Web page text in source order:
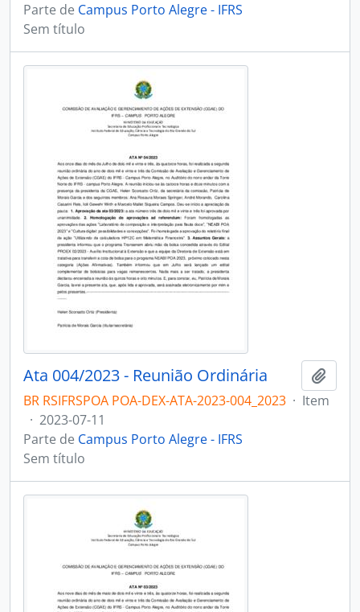
Parte de Campus Porto Alegre - IFRS
Sem título
Ata 004/2023 - Reunião Ordinária
BR RSIFRSPOA POA-DEX-ATA-2023-004_2023 · Item
· 2023-07-11
Parte de Campus Porto Alegre - IFRS
Sem título